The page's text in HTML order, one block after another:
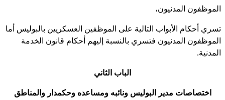
المدنيون،
أحكام الأبواب التالية على الموظفين العسكريين بالبوليس أما
المدنيون فتسري بالنسبة إليهم أحكام قانون الخدمة
الباب الثاني
اختصاصات مدير البوليس ونائبه ومساعده وحكمدار والمناطق